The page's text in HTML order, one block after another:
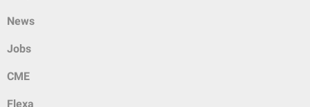
News
Jobs
CME
Flexa